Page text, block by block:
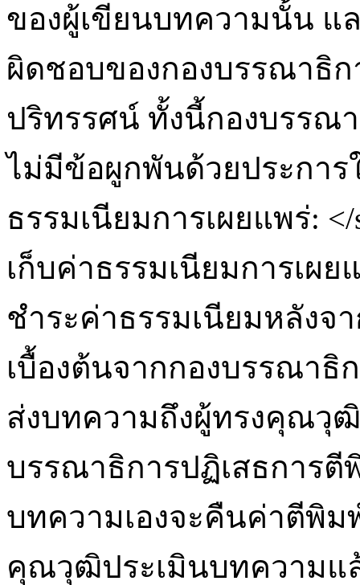
ของผู้เขียนบทความนั้น แ
ผิดชอบของกองบรรณาธิ
ปริทรรศน์ ทั้งนี้กองบรรณ
ไม่มีข้อผูกพันด้วยประการ
ธรรมเนียมการเผยแพร่: </
เก็บค่าธรรมเนียมการเผ
ชำระค่าธรรมเนียมหลัง
เบื้องต้นจากกองบรรณาธิ
ส่งบทความถึงผู้ทรงคุณวุ
บรรณาธิการปฏิเสธการ
บทความเองจะคืนค่าตีพิม
คุณวุฒิประเมินบทความแ